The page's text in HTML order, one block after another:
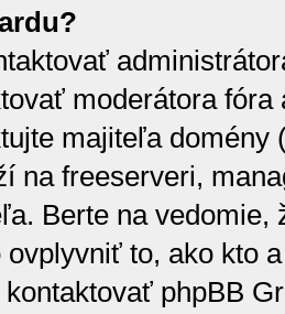
moderátora
majiteľa
na freeserveri,
Berte na vedomie,
to, ako kto
kontaktovať phpBB